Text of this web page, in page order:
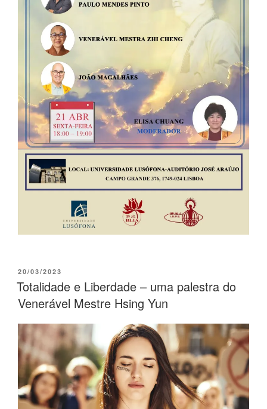
20/03/2023
Totalidade e Liberdade – uma palestra do
Venerável Mestre Hsing Yun